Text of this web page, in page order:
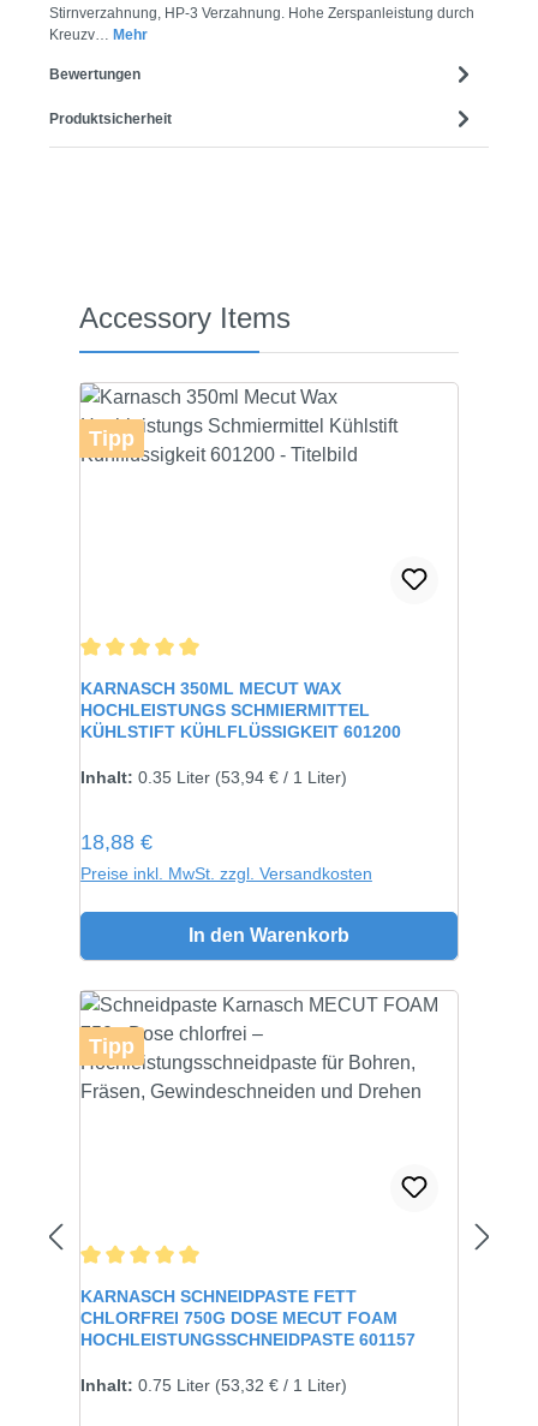
Stirnverzahnung, HP-3 Verzahnung. Hohe Zerspanleistung durch
Kreuzv… Mehr
Bewertungen
Produktsicherheit
Produktgalerie überspringen
Accessory Items
Tipp
KARNASCH 350ML MECUT WAX
HOCHLEISTUNGS SCHMIERMITTEL
KÜHLSTIFT KÜHLFLÜSSIGKEIT 601200
Inhalt: 0.35 Liter (53,94 € / 1 Liter)
Regulärer Preis:
18,88 €
Preise inkl. MwSt. zzgl. Versandkosten
In den Warenkorb
Tipp
KARNASCH SCHNEIDPASTE FETT
CHLORFREI 750G DOSE MECUT FOAM
HOCHLEISTUNGSSCHNEIDPASTE 601157
Inhalt: 0.75 Liter (53,32 € / 1 Liter)